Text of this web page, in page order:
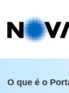
O que é o